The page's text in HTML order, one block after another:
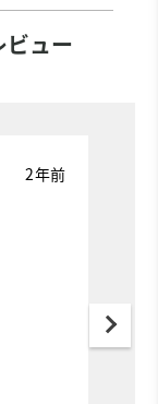
ビュー
2年前